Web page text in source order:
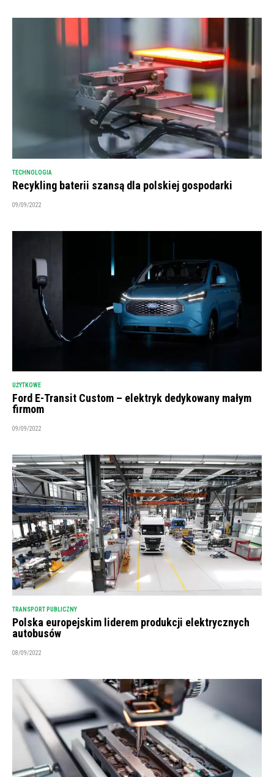
TECHNOLOGIA
Recykling baterii szansą dla polskiej gospodarki
09/09/2022
UŻYTKOWE
Ford E-Transit Custom – elektryk dedykowany małym
firmom
09/09/2022
TRANSPORT PUBLICZNY
Polska europejskim liderem produkcji elektrycznych
autobusów
08/09/2022